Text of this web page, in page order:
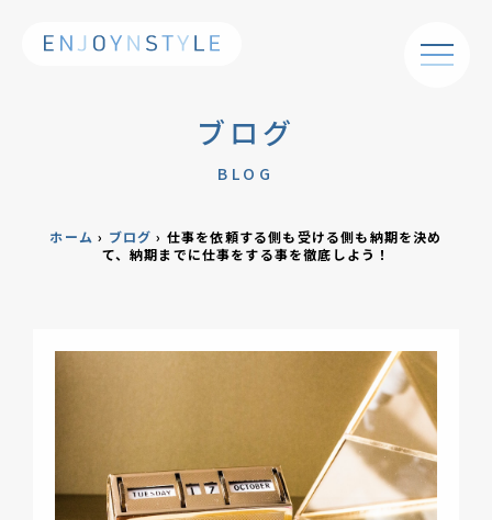
ブログ
BLOG
ホーム › ブログ › 仕事を依頼する側も受ける側も納期を決め
て、納期までに仕事をする事を徹底しよう！